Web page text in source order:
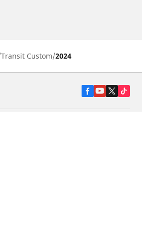
Transit Custom 2024